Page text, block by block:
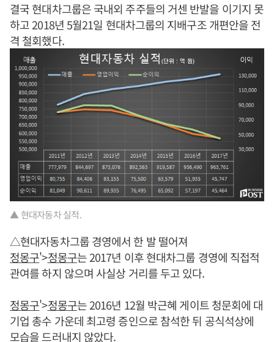
결국 현대차그룹은 국내외 주주들의 거센 반발을 이기지 못
하고 2018년 5월21일 현대차그룹의 지배구조 개편안을 전
격 철회했다.
▲ 현대자동차 실적.
△현대자동차그룹 경영에서 한 발 떨어져
정몽구'>정몽구는 2017년 이후 현대차그룹 경영에 직접적
관여를 하지 않으며 사실상 거리를 두고 있다.
정몽구'>정몽구는 2016년 12월 박근혜 게이트 청문회에 대
기업 총수 가운데 최고령 증인으로 참석한 뒤 공식석상에
모습을 드러내지 않았다.